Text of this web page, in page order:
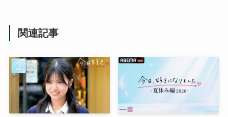
関連記事